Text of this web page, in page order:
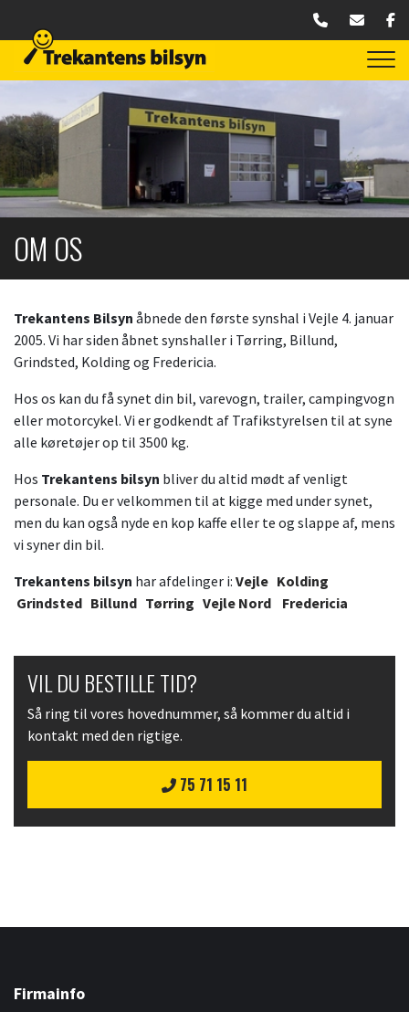
hovedindhold
OM OS
VIL DU BESTILLE TID?
Så ring til vores hovednummer, så kommer du altid i
kontakt med den rigtige.
75 71 15 11
Trekantens Bilsyn åbnede den første synshal i Vejle 4. januar
2005. Vi har siden åbnet synshaller i Tørring, Billund,
Grindsted, Kolding og Fredericia.
Hos os kan du få synet din bil, varevogn, trailer, campingvogn
eller motorcykel. Vi er godkendt af Trafikstyrelsen til at syne
alle køretøjer op til 3500 kg.
Hos Trekantens bilsyn bliver du altid mødt af venligt
personale. Du er velkommen til at kigge med under synet,
men du kan også nyde en kop kaffe eller te og slappe af, mens
vi syner din bil.
Trekantens bilsyn har afdelinger i: Vejle Kolding
Grindsted Billund Tørring Vejle Nord Fredericia
Firmainfo